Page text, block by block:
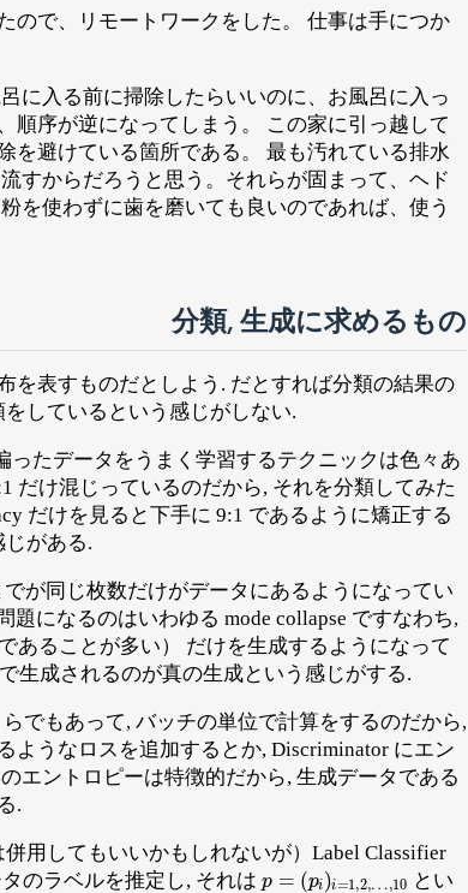
ので、リモートワークをした。 仕事は手につか
に入る前に掃除したらいいのに、お風呂に入っ
順序が逆になってしまう。 この家に引っ越して
を避けている箇所である。 最も汚れている排水
すからだろうと思う。それらが固まって、ヘド
を使わずに歯を磨いても良いのであれば、使う
分類, 生成に求めるもの
を表すものだとしよう. だとすれば分類の結果の
しているという感じがしない.
たデータをうまく学習するテクニックは色々あ
だけ混じっているのだから, それを分類してみた
だけを見ると下手に 9:1 であるように矯正する
がある.
が同じ枚数だけがデータにあるようになってい
題になるのはいわゆる mode collapse ですなわち,
あることが多い） だけを生成するようになって
生成されるのが真の生成という感じがする.
でもあって, バッチの単位で計算をするのだから,
ようなロスを追加するとか, Discriminator にエン
エントロピーは特徴的だから, 生成データである
.
用してもいいかもしれないが）Label Classifier
のラベルを推定し, それは
p= p i =
…, 10
とい